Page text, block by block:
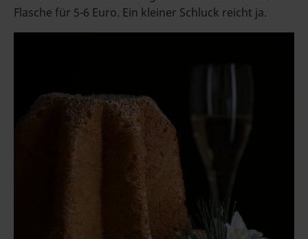
Flasche für 5-6 Euro. Ein kleiner Schluck reicht ja.